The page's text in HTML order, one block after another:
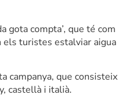
gota compta’, que té com
els turistes estalviar aigua
campanya, que consisteix
castellà i italià.